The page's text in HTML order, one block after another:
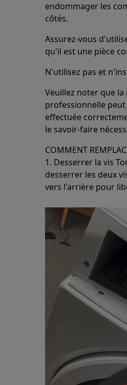
endommager les
côtés.
Assurez-vous
qu'il est une pièce
N'utilisez pas et
Veuillez noter que
professionnelle peut
effectuée
le savoir-faire
COMMENT
1. Desserrer la vis
desserrer les deux
vers l'arrière pour